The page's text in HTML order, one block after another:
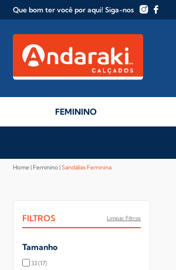
Que bom ter você por aqui! Siga-nos
FEMININO
Home Feminino Sandálias Feminina
FILTROS Limpar Filtros
Tamanho
33(17)